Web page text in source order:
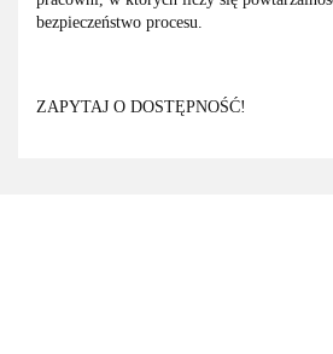
bezpieczeństwo procesu.
ZAPYTAJ O DOSTĘPNOŚĆ!